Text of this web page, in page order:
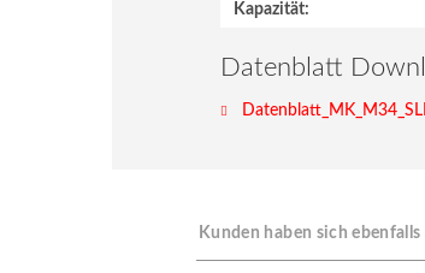
Kapazität:
Datenblatt
Kunden haben sich ebenfalls